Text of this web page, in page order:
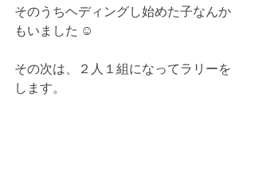
そのうちヘディングし始めた子なんか
もいました ☺︎
その次は、２人１組になってラリーを
します。